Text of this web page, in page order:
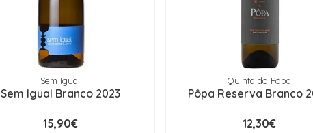
Sem Igual
Sem Igual Branco 2023
15,90€
Quinta do Pôpa
Pôpa Reserva Branco
12,30€